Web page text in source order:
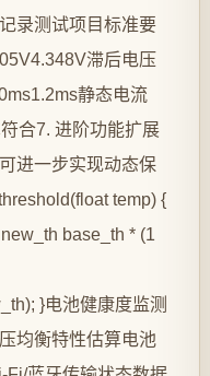
录测试项目标准要
滞后电压
静态电流
合7. 进阶功能扩展
进一步实现动态保
temp) {
base_th * (1
}电池健康度监测
均衡特性估算电池